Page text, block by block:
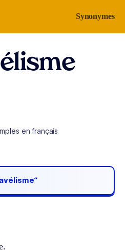
Synonymes
en français